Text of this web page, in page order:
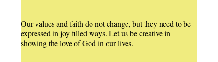
Our values and faith do not change, but they need to be
expressed in joy filled ways. Let us be creative in
showing the love of God in our lives.